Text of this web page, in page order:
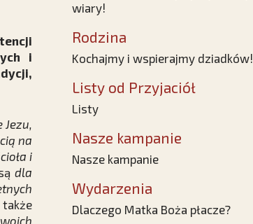
i
Jezu,
na
i
dla
wiary!
Rodzina
Kochajmy i wspierajmy dziadków!
Listy od Przyjaciół
Listy
Nasze kampanie
Nasze kampanie
Wydarzenia
Dlaczego Matka Boża płacze?